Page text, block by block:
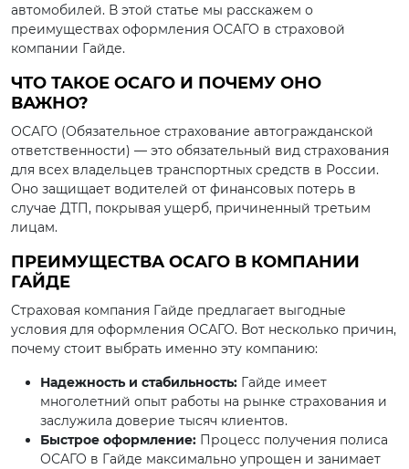
автомобилей. В этой статье мы расскажем о
преимуществах оформления ОСАГО в страховой
компании Гайде.
ЧТО ТАКОЕ ОСАГО И ПОЧЕМУ ОНО
ВАЖНО?
ОСАГО (Обязательное страхование автогражданской
ответственности) — это обязательный вид страхования
для всех владельцев транспортных средств в России.
Оно защищает водителей от финансовых потерь в
случае ДТП, покрывая ущерб, причиненный третьим
лицам.
ПРЕИМУЩЕСТВА ОСАГО В КОМПАНИИ
ГАЙДЕ
Страховая компания Гайде предлагает выгодные
условия для оформления ОСАГО. Вот несколько причин,
почему стоит выбрать именно эту компанию:
Надежность и стабильность: Гайде имеет
многолетний опыт работы на рынке страхования и
заслужила доверие тысяч клиентов.
Быстрое оформление: Процесс получения полиса
ОСАГО в Гайде максимально упрощен и занимает